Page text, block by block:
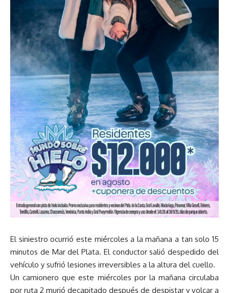
El siniestro ocurrió este miércoles a la mañana a tan solo 15
minutos de Mar del Plata. El conductor salió despedido del
vehículo y sufrió lesiones irreversibles a la altura del cuello.
Un camionero que este miércoles por la mañana circulaba
por ruta 2 murió decapitado después de despistar y volcar a